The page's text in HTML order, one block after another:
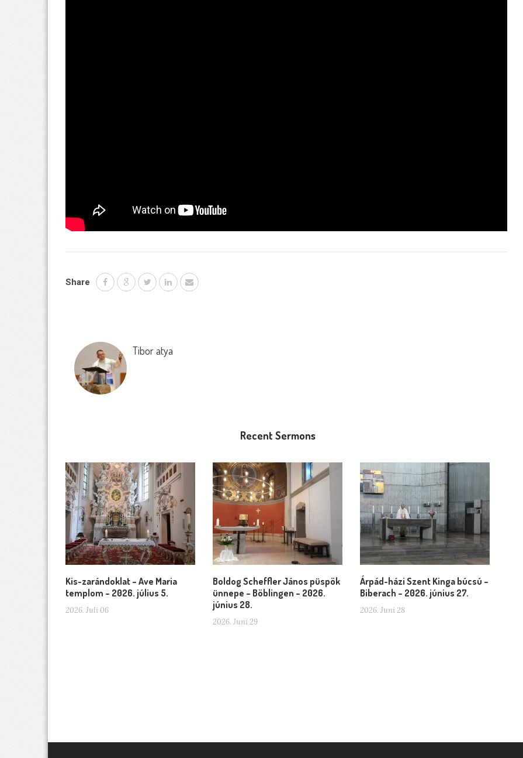
Share
Tibor atya
Recent Sermons
Kis-zarándoklat – Ave Maria
templom – 2026. július 5.
2026. Juli 06
Boldog Scheffler János püspök
ünnepe – Böblingen – 2026.
június 28.
2026. Juni 29
Árpád-házi Szent Kinga búcsú –
Biberach – 2026. június 27.
2026. Juni 28